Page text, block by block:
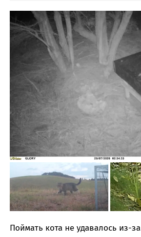
Поймать кота не удавалось из-за